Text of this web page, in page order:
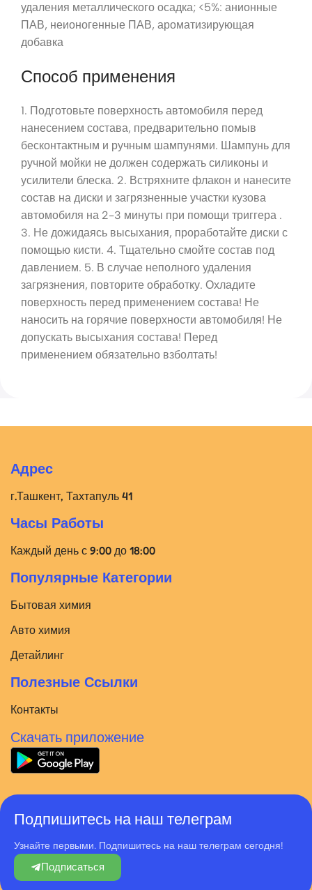
удаления металлического осадка; <5%: анионные
ПАВ, неионогенные ПАВ, ароматизирующая
добавка
Способ применения
1. Подготовьте поверхность автомобиля перед
нанесением состава, предварительно помыв
бесконтактным и ручным шампунями. Шампунь для
ручной мойки не должен содержать силиконы и
усилители блеска. 2. Встряхните флакон и нанесите
состав на диски и загрязненные участки кузова
автомобиля на 2-3 минуты при помощи триггера .
3. Не дожидаясь высыхания, проработайте диски с
помощью кисти. 4. Тщательно смойте состав под
давлением. 5. В случае неполного удаления
загрязнения, повторите обработку. Охладите
поверхность перед применением состава! Не
наносить на горячие поверхности автомобиля! Не
допускать высыхания состава! Перед
применением обязательно взболтать!
Адрес
г.Ташкент, Тахтапуль 41
Часы Работы
Каждый день с 9:00 до 18:00
Популярные Категории
Бытовая химия
Авто химия
Детайлинг
Полезные Ссылки
Контакты
Скачать приложение
Подпишитесь на наш телеграм
Узнайте первыми. Подпишитесь на наш телеграм сегодня!
Подписаться